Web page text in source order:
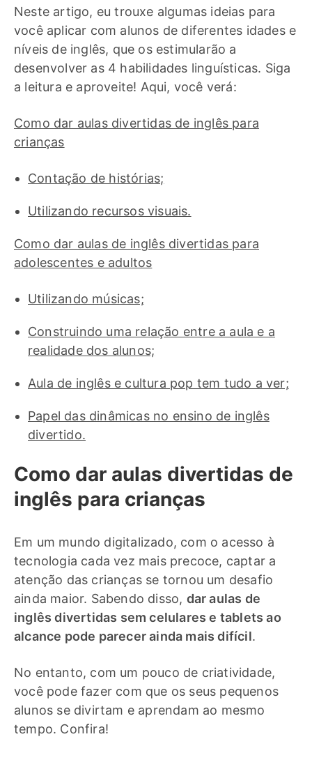
Neste artigo, eu trouxe algumas ideias para
você aplicar com alunos de diferentes idades e
níveis de inglês, que os estimularão a
desenvolver as 4 habilidades linguísticas. Siga
a leitura e aproveite! Aqui, você verá:
Como dar aulas divertidas de inglês para
crianças
Contação de histórias;
Utilizando recursos visuais.
Como dar aulas de inglês divertidas para
adolescentes e adultos
Utilizando músicas;
Construindo uma relação entre a aula e a
realidade dos alunos;
Aula de inglês e cultura pop tem tudo a ver;
Papel das dinâmicas no ensino de inglês
divertido.
Como dar aulas divertidas de
inglês para crianças
Em um mundo digitalizado, com o acesso à
tecnologia cada vez mais precoce, captar a
atenção das crianças se tornou um desafio
ainda maior. Sabendo disso, dar aulas de
inglês divertidas sem celulares e tablets ao
alcance pode parecer ainda mais difícil.
No entanto, com um pouco de criatividade,
você pode fazer com que os seus pequenos
alunos se divirtam e aprendam ao mesmo
tempo. Confira!